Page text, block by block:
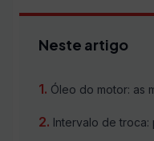
Neste artigo
Óleo do motor: as
Intervalo de troca: